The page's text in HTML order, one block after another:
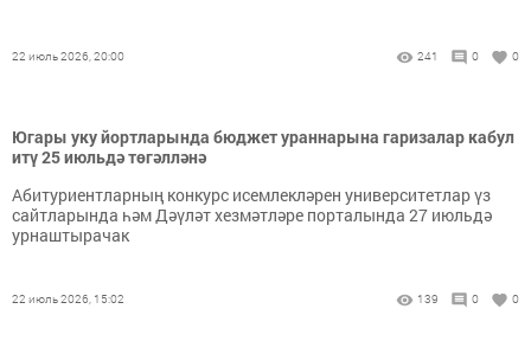
22 июль 2026, 20:00 241 0 0
Югары уку йортларында бюджет ураннарына гаризалар кабул
итү 25 июльдә төгәлләнә
Абитуриентларның конкурс исемлекләрен университетлар үз
сайтларында һәм Дәүләт хезмәтләре порталында 27 июльдә
урнаштырачак
22 июль 2026, 15:02 139 0 0